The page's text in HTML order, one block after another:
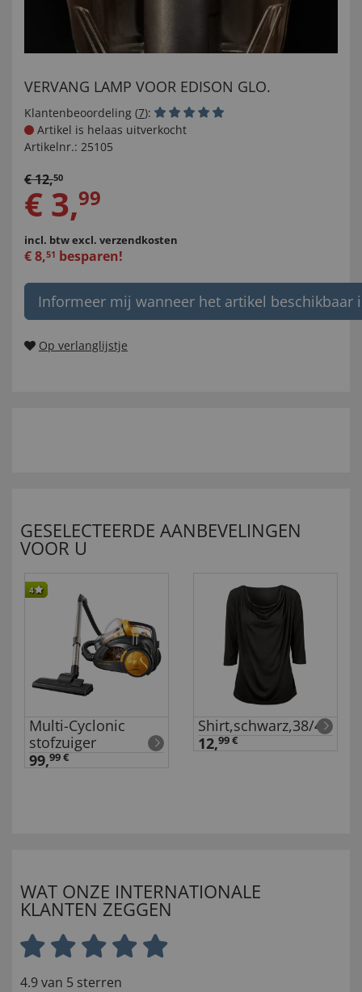
VERVANG LAMP VOOR EDISON GLO.
Klantenbeoordeling (7):
Artikel is helaas uitverkocht
Artikelnr.: 25105
€12,50
€ 3,99
incl. btwexcl. verzendkosten
€8,51 besparen!
Informeer mij wanneer het artikel beschikbaar
Op verlanglijstje
GESELECTEERDE AANBEVELINGEN
VOOR U
4
Multi-Cyclonic
stofzuiger
99,99 €
Shirt,schwarz,38/40
12,99 €
WAT ONZE INTERNATIONALE
KLANTEN ZEGGEN
4.9 van 5 sterren